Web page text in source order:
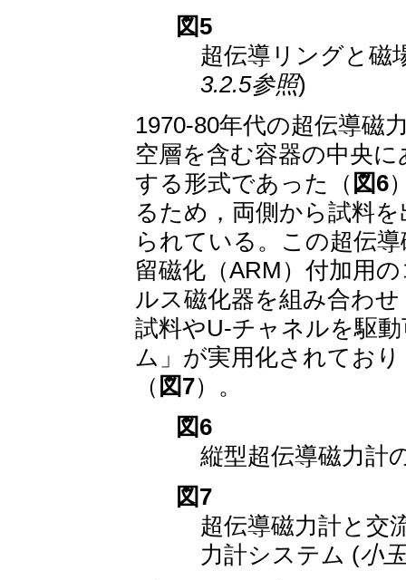
図5
超伝導リングと磁
3.2.5参照)
1970-80年代の超伝導磁
空層を含む容器の中央
する形式であった（ 図6
るため，両側から試料
られている。この超伝
留磁化（ARM）付加用
ルス磁化器を組み合わ
試料やU-チャネルを駆
ム」が実用化されてお
（ 図7）。
図6
縦型超伝導磁力計
図7
超伝導磁力計と交
力計システム (小